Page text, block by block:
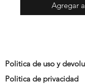
Agregar
Politica de uso y
Politica de privacidad